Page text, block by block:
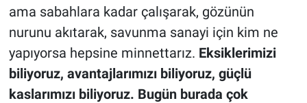
ama sabahlara kadar çalışarak, gözünün
nurunu akıtarak, savunma sanayi için kim ne
yapıyorsa hepsine minnettarız. Eksiklerimizi
biliyoruz, avantajlarımızı biliyoruz, güçlü
kaslarımızı biliyoruz. Bugün burada çok